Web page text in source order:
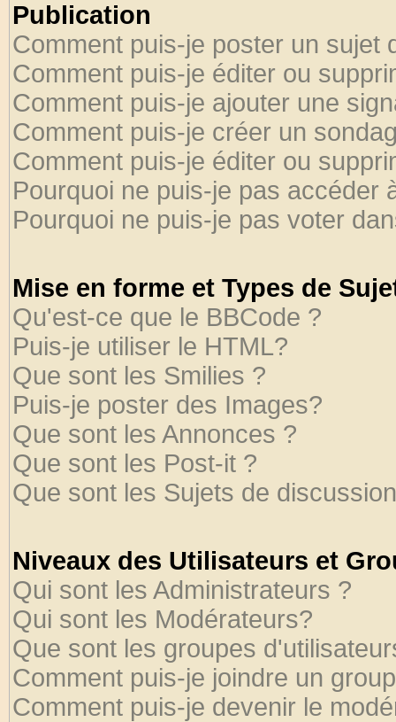
Publication
Comment puis-je poster un sujet
Comment puis-je éditer ou
Comment puis-je ajouter une
Comment puis-je créer un
Comment puis-je éditer ou
Pourquoi ne puis-je pas accéder
Pourquoi ne puis-je pas voter
Mise en forme et Types de
Qu'est-ce que le BBCode ?
Puis-je utiliser le HTML?
Que sont les Smilies ?
Puis-je poster des Images?
Que sont les Annonces ?
Que sont les Post-it ?
Que sont les Sujets de
Niveaux des Utilisateurs et
Qui sont les Administrateurs ?
Qui sont les Modérateurs?
Que sont les groupes
Comment puis-je joindre un
Comment puis-je devenir le